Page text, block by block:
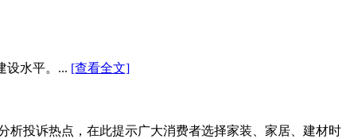
设水平。... [查看全文]
析投诉热点，在此提示广大消费者选择家装、家居、建材时